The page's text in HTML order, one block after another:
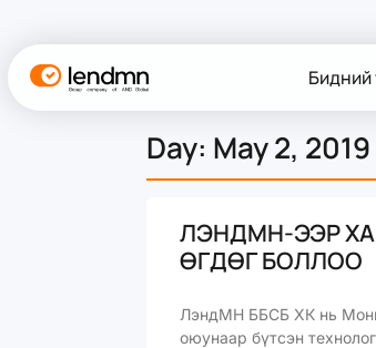
Бидний
Day: May 2, 2019
ЛЭНДМН-ЭЭР
ӨГДӨГ БОЛЛОО
ЛэндМН ББСБ ХК нь
оюунаар бүтсэн